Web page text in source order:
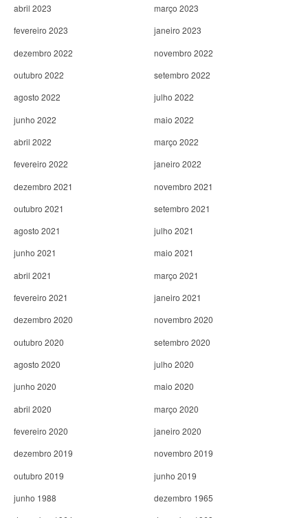
abril 2023
março 2023
fevereiro 2023
janeiro 2023
dezembro 2022
novembro 2022
outubro 2022
setembro 2022
agosto 2022
julho 2022
junho 2022
maio 2022
abril 2022
março 2022
fevereiro 2022
janeiro 2022
dezembro 2021
novembro 2021
outubro 2021
setembro 2021
agosto 2021
julho 2021
junho 2021
maio 2021
abril 2021
março 2021
fevereiro 2021
janeiro 2021
dezembro 2020
novembro 2020
outubro 2020
setembro 2020
agosto 2020
julho 2020
junho 2020
maio 2020
abril 2020
março 2020
fevereiro 2020
janeiro 2020
dezembro 2019
novembro 2019
outubro 2019
junho 2019
junho 1988
dezembro 1965